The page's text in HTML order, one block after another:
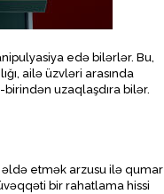
edə bilərlər. Bu,
ailə üzvləri arasında
uzaqlaşdıra bilər.
əldə etmək arzusu ilə qumar
bir rahatlama hissi